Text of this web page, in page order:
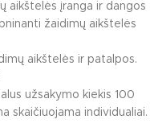
aikštelės įranga ir dangos
žaidimų aikštelės
aikštelės ir patalpos.
užsakymo kiekis 100
skaičiuojama individualiai.